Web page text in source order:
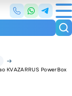
KVAZARRUS PowerBox